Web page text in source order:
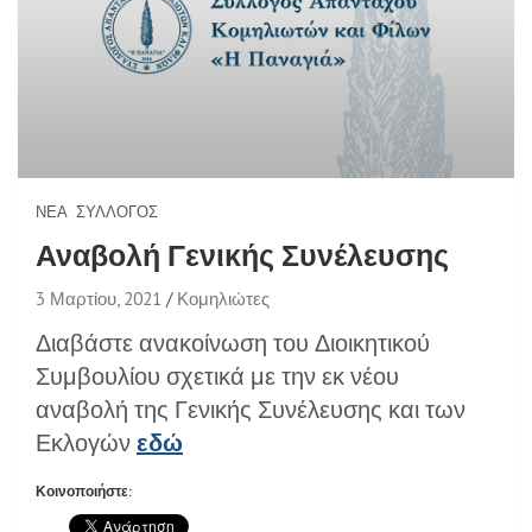
ΝΈΑ ΣΎΛΛΟΓΟΣ
Αναβολή Γενικής Συνέλευσης
3 Μαρτίου, 2021 Κομηλιώτες
Διαβάστε ανακοίνωση του Διοικητικού
Συμβουλίου σχετικά με την εκ νέου
αναβολή της Γενικής Συνέλευσης και των
Εκλογώνεδώ
Κοινοποιήστε: